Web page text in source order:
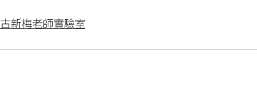
古新梅老師實驗室